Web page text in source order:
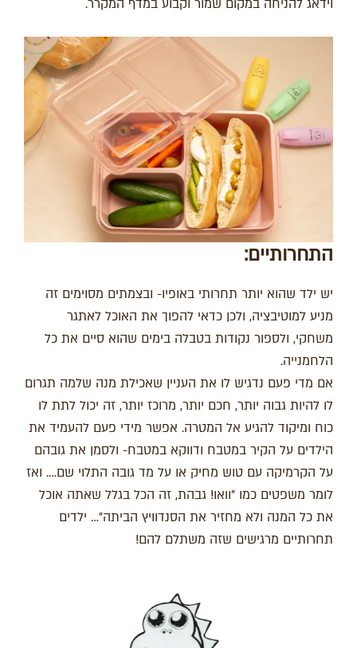
וידאג להניחה במקום שמור וקבוע במדף המקרר.
התחרותיים:
יש ילד שהוא יותר תחרותי באופיו- ובצמתים מסוימים זה
מניע למוטיבציה, ולכן כדאי להפוך את האוכל לאתגר
משחקי, ולספור נקודות בטבלה בימים שהוא סיים את כל
הלחמנייה.
אם מדי פעם נדגיש לו את העניין שאכילת מנה שלמה תגרום
לו להיות גבוה יותר, חכם יותר, מרוכז יותר, זה יכול לתת לו
כוח ומיקוד להגיע אל המטרה. אפשר מידי פעם להעמיד את
הילדים על הקיר במטבח ודווקא במטבח- ולסמן את גובהם
על הקרמיקה עם טוש מחיק או על מד גובה התלוי שם…. ואז
לומר משפטים כמו "וואו! גבהת, זה הכל בגלל שאתה אוכל
את כל המנה ולא מחזיר את הסנדוויץ הביתה"… ילדים
תחרותיים מרגישים שזה משתלם להם!